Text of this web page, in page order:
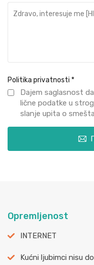
Politika privatnosti *
Dajem saglasnost
lične podatke u
slanje upita o
Opremljenost
INTERNET
Kućni ljubimci nisu